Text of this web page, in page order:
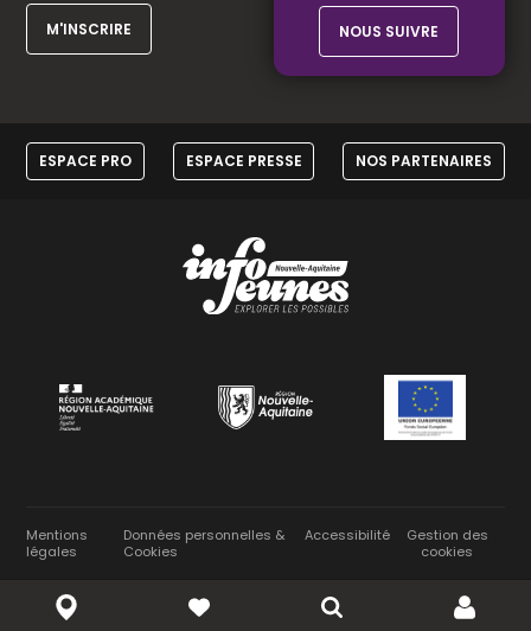
M'INSCRIRE NOUS SUIVRE
ESPACE PRO ESPACE PRESSE NOS PARTENAIRES
Mentions
légales
Données personnelles &
Cookies
Accessibilité
Gestion des
cookies